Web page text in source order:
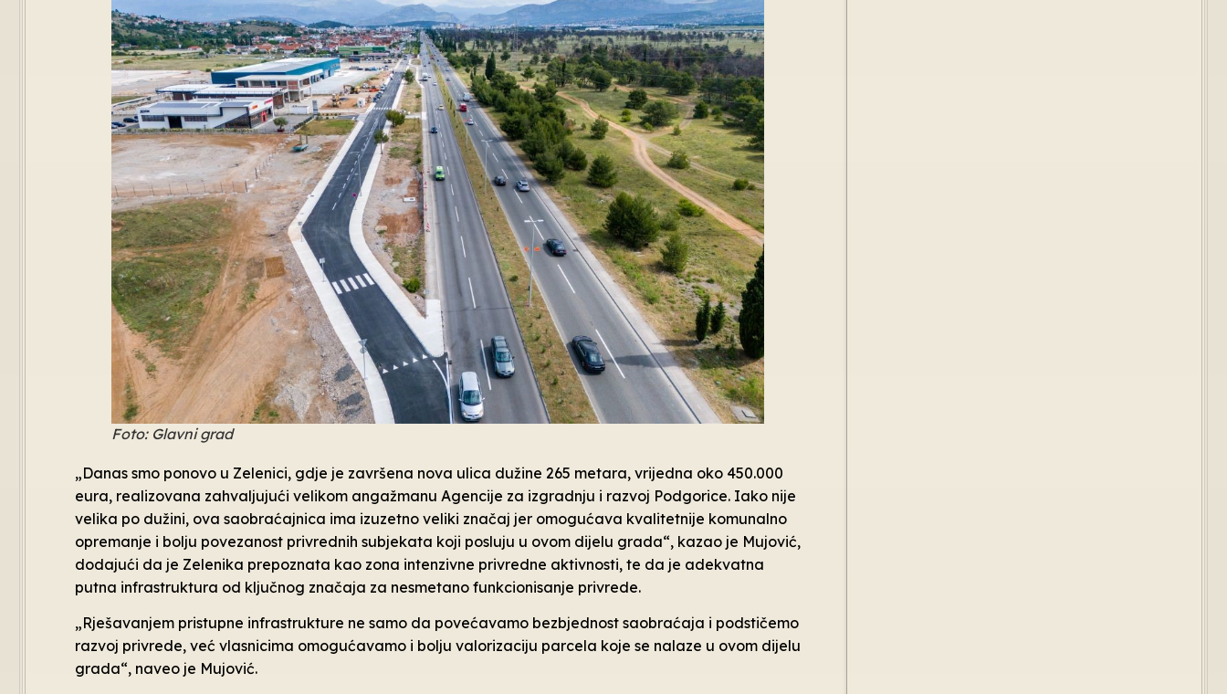
Foto: Glavni grad
„Danas smo ponovo u Zelenici, gdje je završena nova ulica dužine 265 metara, vrijedna oko 450.000
eura, realizovana zahvaljujući velikom angažmanu Agencije za izgradnju i razvoj Podgorice. Iako nije
velika po dužini, ova saobraćajnica ima izuzetno veliki značaj jer omogućava kvalitetnije komunalno
opremanje i bolju povezanost privrednih subjekata koji posluju u ovom dijelu grada“, kazao je Mujović,
dodajući da je Zelenika prepoznata kao zona intenzivne privredne aktivnosti, te da je adekvatna
putna infrastruktura od ključnog značaja za nesmetano funkcionisanje privrede.
„Rješavanjem pristupne infrastrukture ne samo da povećavamo bezbjednost saobraćaja i podstičemo
razvoj privrede, već vlasnicima omogućavamo i bolju valorizaciju parcela koje se nalaze u ovom dijelu
grada“, naveo je Mujović.